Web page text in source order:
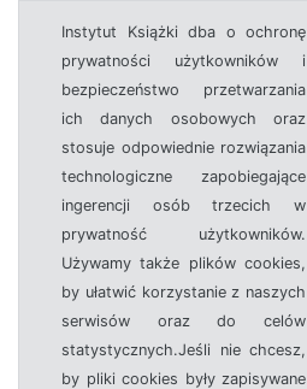
Instytut Książki dba o ochronę
prywatności użytkowników i
bezpieczeństwo przetwarzania
ich danych osobowych oraz
stosuje odpowiednie rozwiązania
technologiczne zapobiegające
ingerencji osób trzecich w
prywatność użytkowników.
Używamy także plików cookies,
by ułatwić korzystanie z naszych
serwisów oraz do celów
statystycznych.Jeśli nie chcesz,
by pliki cookies były zapisywane